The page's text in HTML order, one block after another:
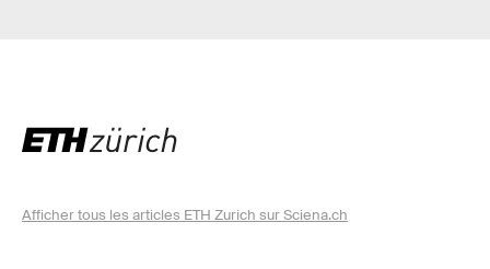
Afficher tous les articles ETH Zurich sur Sciena.ch